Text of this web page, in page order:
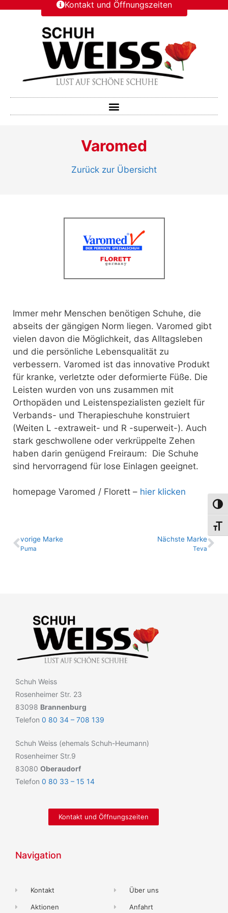
Kontakt und Öffnungszeiten
Varomed
Zurück zur Übersicht
Immer mehr Menschen benötigen Schuhe, die
abseits der gängigen Norm liegen. Varomed gibt
vielen davon die Möglichkeit, das Alltagsleben
und die persönliche Lebensqualität zu
verbessern. Varomed ist das innovative Produkt
für kranke, verletzte oder deformierte Füße. Die
Leisten wurden von uns zusammen mit
Orthopäden und Leistenspezialisten gezielt für
Verbands- und Therapieschuhe konstruiert
(Weiten L -extraweit- und R -superweit-). Auch
stark geschwollene oder verkrüppelte Zehen
haben darin genügend Freiraum: Die Schuhe
sind hervorragend für lose Einlagen geeignet.
homepage Varomed / Florett – hier klicken
vo­ri­ge Marke
Puma
Nächste Marke
Teva
Schuh Weiss
Rosenheimer Str. 23
83098 Brannenburg
Telefon 0 80 34 – 708 139
Schuh Weiss (ehemals Schuh-Heumann)
Rosenheimer Str.9
83080 Oberaudorf
Telefon 0 80 33 – 15 14
Kontakt und Öffnungszeiten
Navigation
Kontakt
Aktionen
Über uns
Anfahrt